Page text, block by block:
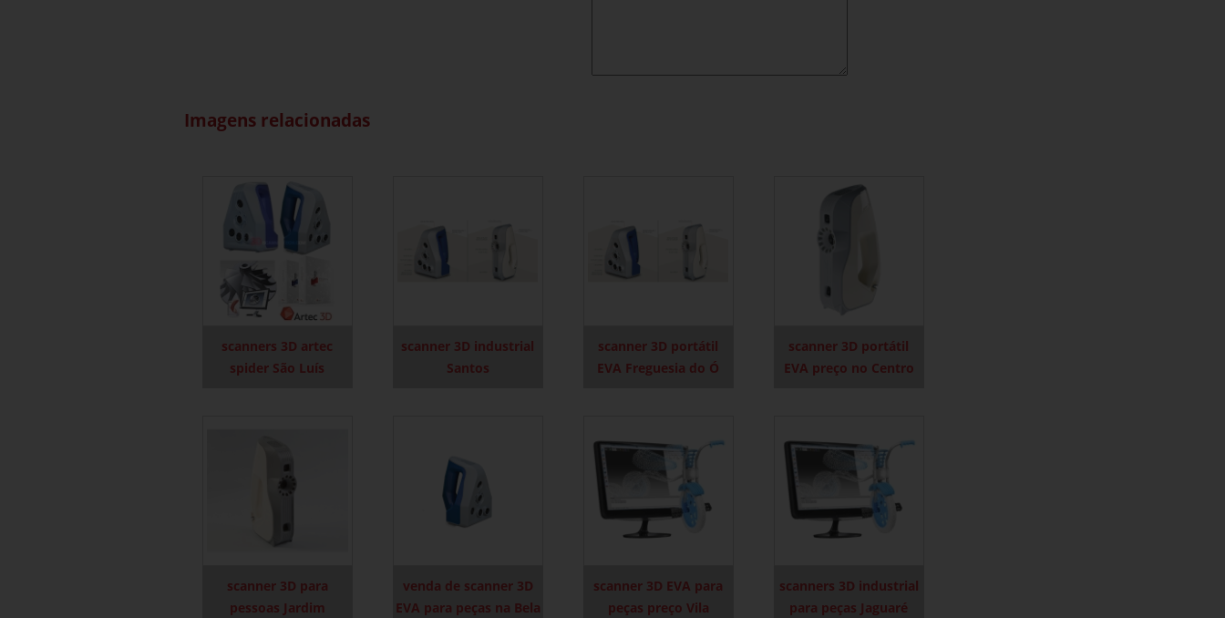
Imagens relacionadas
scanners 3D artec
spider São Luís
scanner 3D industrial
Santos
scanner 3D portátil
EVA Freguesia do Ó
scanner 3D portátil
EVA preço no Centro
scanner 3D para
pessoas Jardim
venda de scanner 3D
EVA para peças na Bela
scanner 3D EVA para
peças preço Vila
scanners 3D industrial
para peças Jaguaré